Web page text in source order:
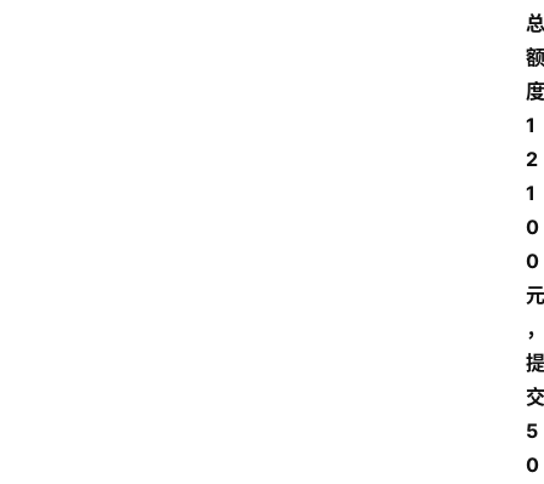
总
额
度
1
2
1
0
0
元
，
提
交
5
0